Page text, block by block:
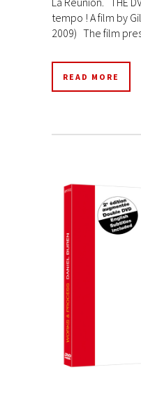
tempo ! A film by
2009) The film
READ MORE